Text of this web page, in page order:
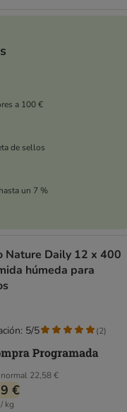
a 100 €
de sellos
un 7 %
Nature Daily 12 x 400
húmeda para
22,58 €
€
kg
5/5 (2)